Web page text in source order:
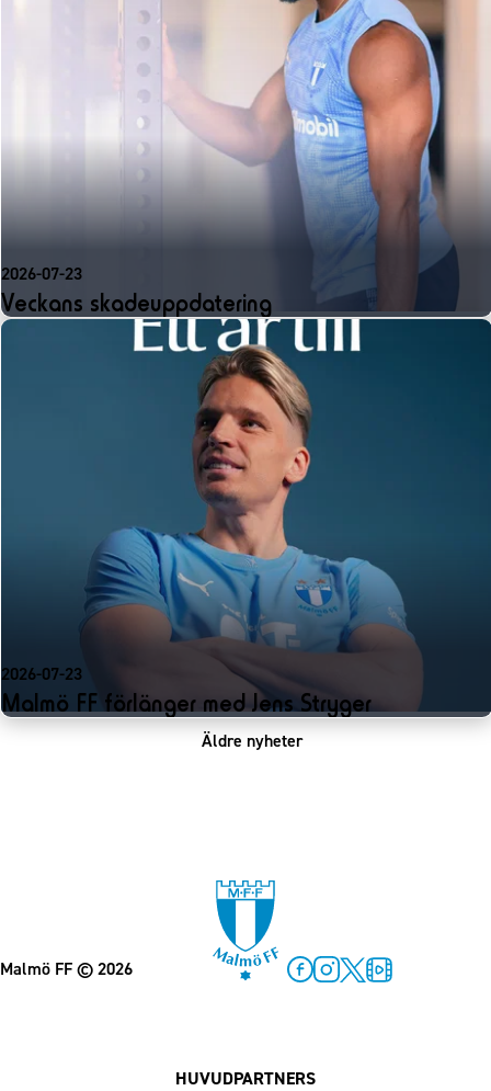
2026-07-23
Veckans skadeuppdatering
2026-07-23
Malmö FF förlänger med Jens Stryger
Äldre nyheter
Malmö FF© 2026
HUVUDPARTNERS